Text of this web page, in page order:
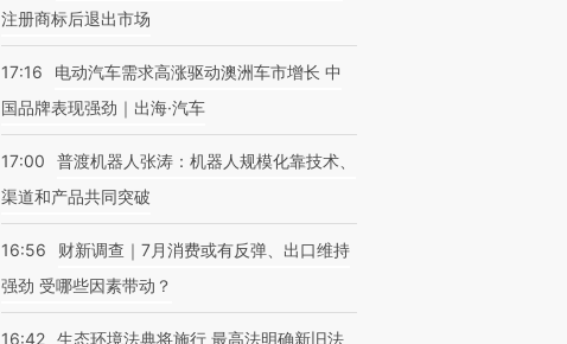
注册商标后退出市场
17:16
电动汽车需求高涨驱动澳洲车市增长 中
国品牌表现强劲｜出海·汽车
17:00
普渡机器人张涛：机器人规模化靠技术、
渠道和产品共同突破
16:56
财新调查｜7月消费或有反弹、出口维持
强劲 受哪些因素带动？
16:42 生态环境法典将施行 最高法明确新旧法